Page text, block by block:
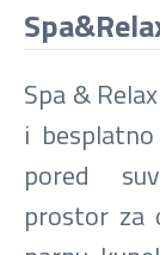
Spa &
i
pored
prostor za